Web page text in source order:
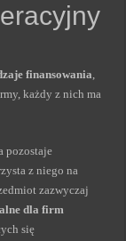
finansowania,
każdy z nich ma
pozostaje
z niego na
zazwyczaj
dla firm
się